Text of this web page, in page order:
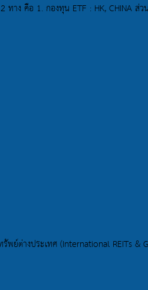
ง คือ 1. กองทุน ETF : HK, CHINA
ต่างประเทศ (International REITs